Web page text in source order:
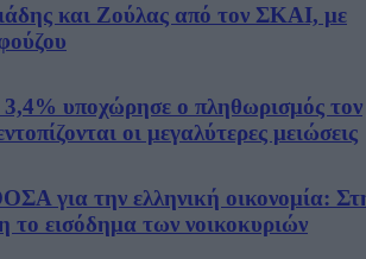
και Ζούλας από τον ΣΚΑΙ, με
υποχώρησε ο πληθωρισμός τον
οι μεγαλύτερες μειώσεις
για την ελληνική οικονομία:
το εισόδημα των νοικοκυριών